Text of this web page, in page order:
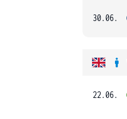
30.06.
22.06.